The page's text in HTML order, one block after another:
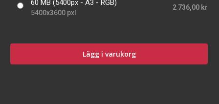
60 MB (5400px - A3 - RGB)
5400x3600 pxl
2 736,00 kr
Lägg i varukorg